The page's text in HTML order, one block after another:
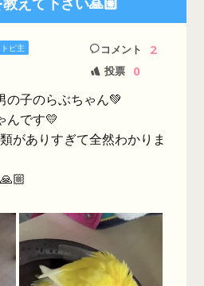
トピ主 コメント 2
投票 0
の子のらぶちゃん💚
んです💛
がありすぎて全然わかりま